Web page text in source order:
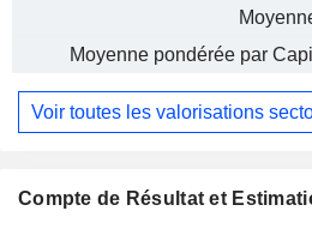
Moyenne pondérée par
Voir toutes les valorisations
Compte de Résultat et